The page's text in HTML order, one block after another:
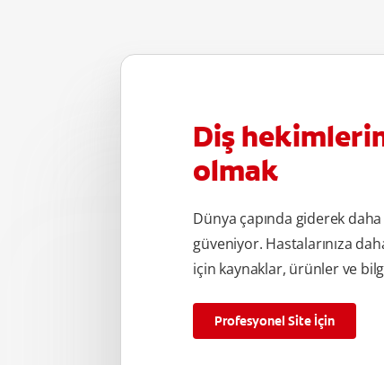
Diş
olmak
Dünya çapında giderek
güveniyor. Hastalarınıza
için kaynaklar, ürünler ve
Profesyonel Site İçin